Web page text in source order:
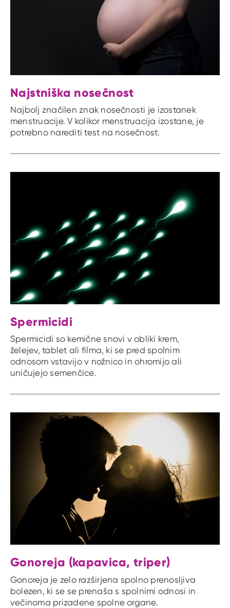
Najstniška nosečnost
Najbolj značilen znak nosečnosti je izostanek
menstruacije. V kolikor menstruacija izostane, je
potrebno narediti test na nosečnost.
Spermicidi
Spermicidi so kemične snovi v obliki krem,
želejev, tablet ali filma, ki se pred spolnim
odnosom vstavijo v nožnico in ohromijo ali
uničujejo semenčice.
Gonoreja (kapavica, triper)
Gonoreja je zelo razširjena spolno prenosljiva
bolezen, ki se se prenaša s spolnimi odnosi in
večinoma prizadene spolne organe.